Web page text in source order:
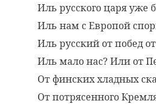
Иль русского царя уже
Иль нам с Европой
Иль русский от побед
Иль мало нас? Или от
От финских хладных
От потрясенного